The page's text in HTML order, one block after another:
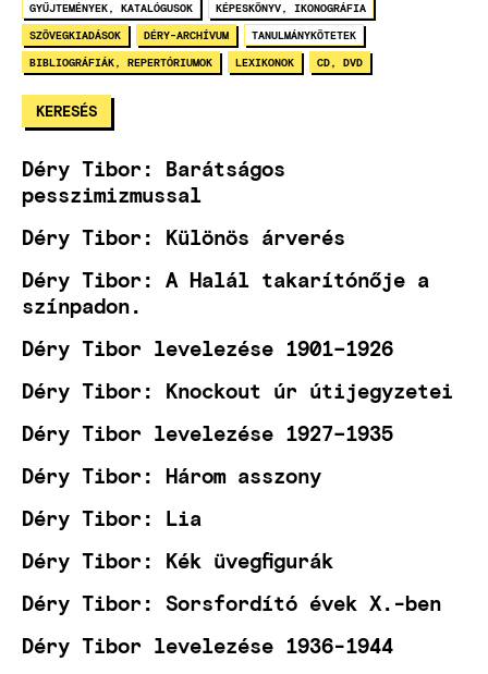
GYŰJTEMÉNYEK, KATALÓGUSOK KÉPESKÖNYV, IKONOGRÁFIA
SZÖVEGKIADÁSOK DÉRY-ARCHÍVUM TANULMÁNYKÖTETEK
BIBLIOGRÁFIÁK, REPERTÓRIUMOK LEXIKONOK CD, DVD
Déry Tibor: Barátságos
pesszimizmussal
Déry Tibor: Különös árverés
Déry Tibor: A Halál takarítónője a
színpadon.
Déry Tibor levelezése 1901–1926
Déry Tibor: Knockout úr útijegyzetei
Déry Tibor levelezése 1927–1935
Déry Tibor: Három asszony
Déry Tibor: Lia
Déry Tibor: Kék üvegfigurák
Déry Tibor: Sorsfordító évek X.-ben
Déry Tibor levelezése 1936-1944